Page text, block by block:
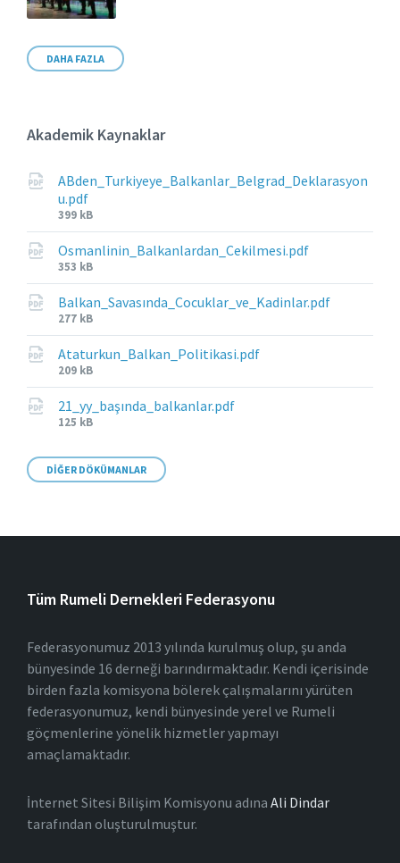
DAHA FAZLA
Akademik Kaynaklar
ABden_Turkiyeye_Balkanlar_Belgrad_Deklarasyon
u.pdf
File
size:
399 kB
Osmanlinin_Balkanlardan_Cekilmesi.pdf
File
size:
353 kB
Balkan_Savasında_Cocuklar_ve_Kadinlar.pdf
File
size:
277 kB
Ataturkun_Balkan_Politikasi.pdf
File
size:
209 kB
21_yy_başında_balkanlar.pdf
File
125 kB
DIĞER DÖKÜMANLAR
Tüm Rumeli Dernekleri Federasyonu
Federasyonumuz 2013 yılında kurulmuş olup, şu anda
bünyesinde 16 derneği barındırmaktadır. Kendi içerisinde
birden fazla komisyona bölerek çalışmalarını yürüten
federasyonumuz, kendi bünyesinde yerel ve Rumeli
göçmenlerine yönelik hizmetler yapmayı
amaçlamaktadır.
İnternet Sitesi Bilişim Komisyonu adına Ali Dindar
tarafından oluşturulmuştur.